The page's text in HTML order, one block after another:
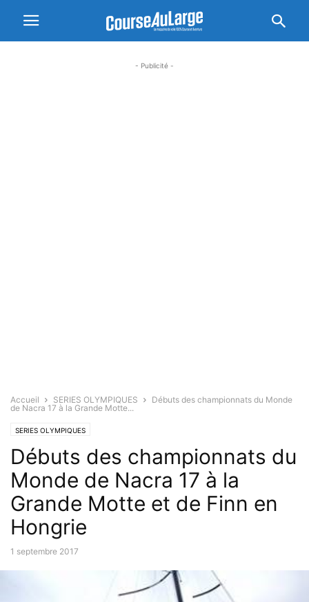
- Publicité -
Accueil SERIES OLYMPIQUES
Débuts des championnats du Monde
de Nacra 17 à la Grande Motte...
SERIES OLYMPIQUES
Débuts des championnats du
Monde de Nacra 17 à la
Grande Motte et de Finn en
Hongrie
1 septembre 2017